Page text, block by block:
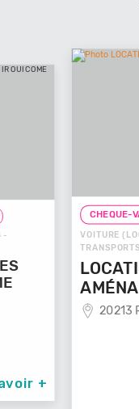
CLASSIC
DE) / VOYAGES -
VANS